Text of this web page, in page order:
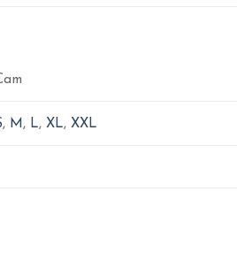
, M , L, XL, XXL